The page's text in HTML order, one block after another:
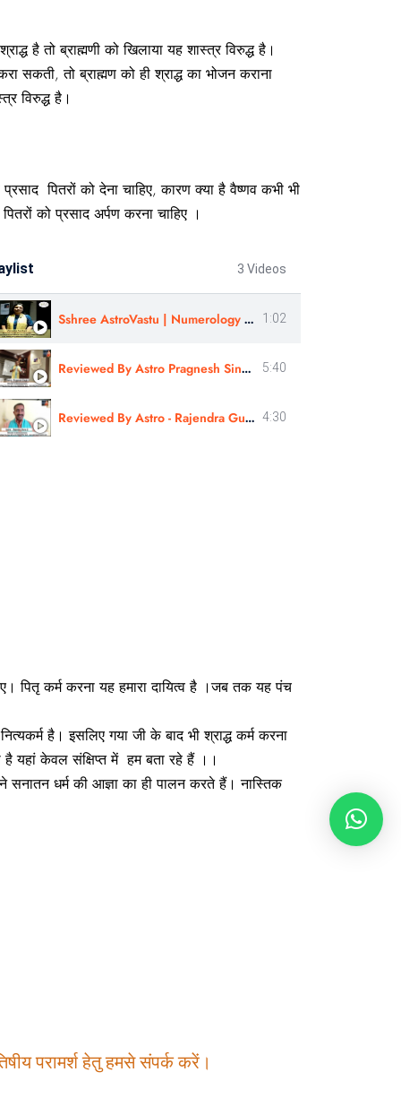
है तो ब्राह्मणी को खिलाया यह शास्त्र विरुद्ध है।
तो ब्राह्मण को ही श्राद्ध का भोजन कराना
विरुद्ध है।
पितरों को देना चाहिए, कारण क्या है वैष्णव कभी भी
को प्रसाद अर्पण करना चाहिए ।
3 Videos
Sshree AstroVastu | Numerology workshop Review | Aksata Sarkar 1:02
Reviewed By Astro Pragnesh Singh Ji | Sshree Astro Vastu 5:40
Reviewed By Astro - Rajendra Guru Ji | Sshree Astro Vastu 4:30
पितृ कर्म करना यह हमारा दायित्व है ।जब तक यह पंच
है। इसलिए गया जी के बाद भी श्राद्ध कर्म करना
है यहां केवल संक्षिप्त में हम बता रहे हैं ।।
धर्म की आज्ञा का ही पालन करते हैं। नास्तिक
परामर्श हेतु हमसे संपर्क करें।